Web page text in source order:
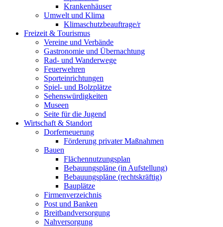
Krankenhäuser
Umwelt und Klima
Klimaschutzbeauftrage/r
Freizeit & Tourismus
Vereine und Verbände
Gastronomie und Übernachtung
Rad- und Wanderwege
Feuerwehren
Sporteinrichtungen
Spiel- und Bolzplätze
Sehenswürdigkeiten
Museen
Seite für die Jugend
Wirtschaft & Standort
Dorferneuerung
Förderung privater Maßnahmen
Bauen
Flächennutzungsplan
Bebauungspläne (in Aufstellung)
Bebauungspläne (rechtskräftig)
Bauplätze
Firmenverzeichnis
Post und Banken
Breitbandversorgung
Nahversorgung